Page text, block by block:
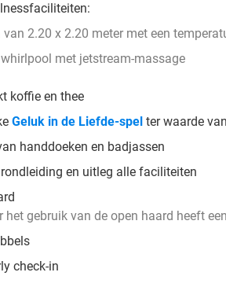
van 2.20 x 2.20 meter met een
met jetstream-massage
koffie en thee
Geluk in de Liefde-spel ter waarde
handdoeken en badjassen
en uitleg alle faciliteiten
het gebruik van de open haard heeft
check-in